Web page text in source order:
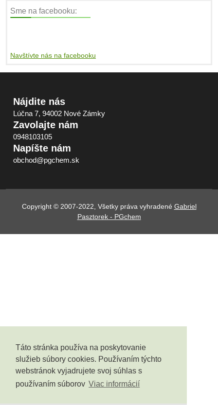
Táto stránka používa na poskytovanie
služieb súbory cookies. Používaním týchto
webstránok vyjadrujete svoj súhlas s
používaním súborov Viac informácií
Sme na facebooku:
Navštívte nás na facebooku
Nájdite nás
Lúčna 7, 94002 Nové Zámky
Zavolajte nám
0948103105
Napíšte nám
obchod@pgchem.sk
Copyright © 2007-2022, Všetky práva vyhradené Gabriel
Pasztorek - PGchem